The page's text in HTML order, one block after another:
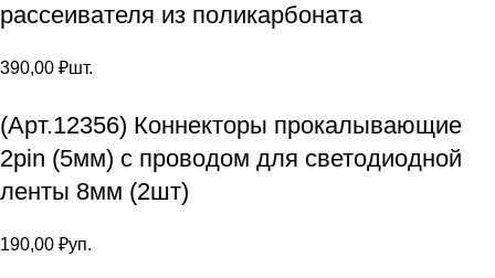
рассеивателя из поликарбоната
390,00 ₽шт.
(Арт.12356) Коннекторы прокалывающие
2pin (5мм) с проводом для светодиодной
ленты 8мм (2шт)
190,00 ₽уп.